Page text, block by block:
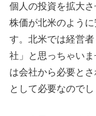
個人の投資を拡大
株価が北米のよう
す。北米では経営
社」と思っちゃい
は会社から必要と
として必要なのでし